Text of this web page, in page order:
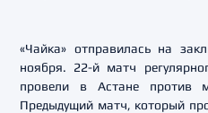
«Чайка» отправилась на
ноября. 22-й матч
провели в Астане против
Предыдущий матч, который